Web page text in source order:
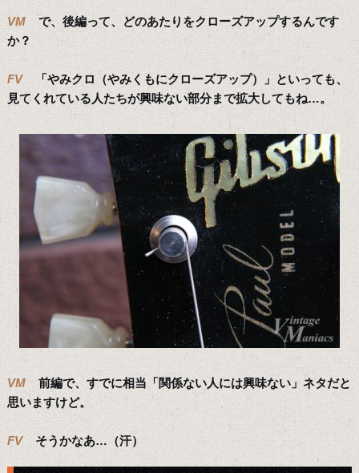
VM
で、後編って、どのあたりをクローズアップするんです
か？
FV
「やみクロ（やみくもにクローズアップ）」といっても、
見てくれている人たちが興味ない部分まで拡大してもね…。
VM
前編で、すでに相当「関係ない人には興味ない」ネタだと
思いますけど。
FV そうかなあ…（汗）